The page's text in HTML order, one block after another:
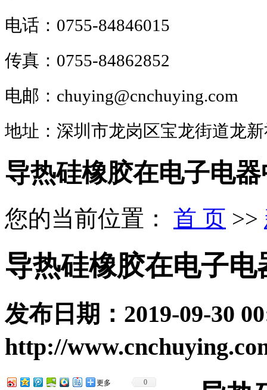
电话：0755-84846015
传真：0755-84862852
电邮：chuying@cnchuying.com
地址：深圳市龙岗区宝龙街道龙
导热硅橡胶在电子电
您的当前位置： 首 页 >>
导热硅橡胶在电子电
发布日期： 2019-09-30
http://
更多 0